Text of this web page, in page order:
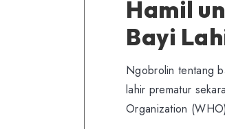
Hamil
Bayi
Ngobrolin tentang
lahir prematur
Organization